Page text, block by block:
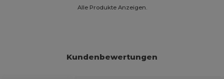
Alle Produkte Anzeigen.
Kundenbewertungen